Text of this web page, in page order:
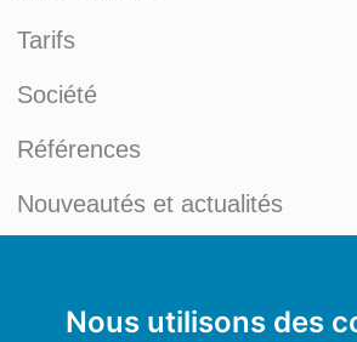
Nous utilisons des
Tarifs
Société
Références
Nouveautés et actualités
Mon compte